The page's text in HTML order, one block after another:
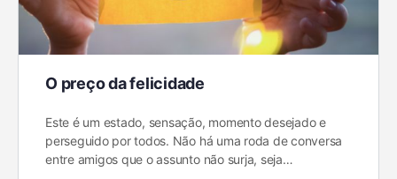
O preço da felicidade
Este é um estado, sensação, momento desejado e
perseguido por todos. Não há uma roda de conversa
entre amigos que o assunto não surja, seja…